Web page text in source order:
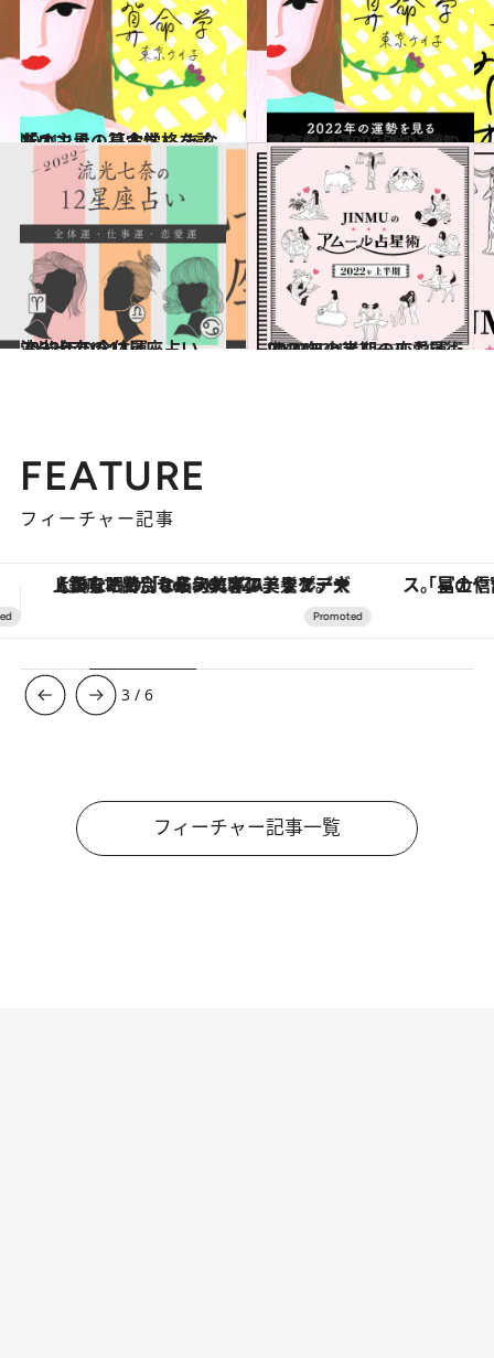
2021.1.6
「オンナの算命学」 あなたの主星・基本性格を診断！
占い 2022.1.29
東京ケイ子の「オンナの算命学」 2022年の運勢
占い
2021.12.15
流光七奈の12星座占い 2022年の全体運
占い 2021.12.19
JINMUのアムール占星術 2022年上半期の恋愛運は？
占い
FEATURE
フィーチャー記事
「星のや富士」でデジタルデトックス。冨士信仰の歴史を辿り、心身を調える。 ヴァシュロン・コンスタンタ
3 /6
フィーチャー記事一覧